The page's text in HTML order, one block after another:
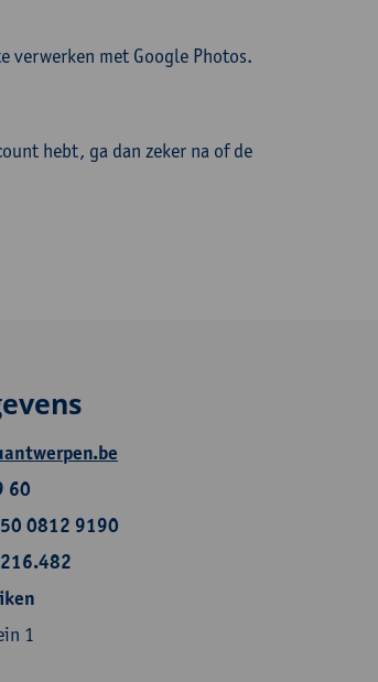
verwerken met Google Photos.
hebt, ga dan zeker na of de
60
0812 9190
1